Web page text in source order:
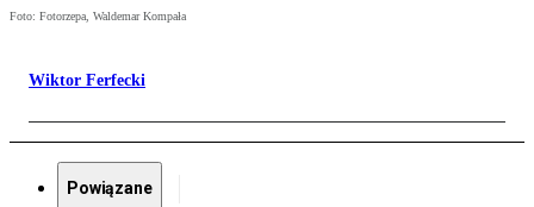
Foto: Fotorzepa, Waldemar Kompała
Wiktor Ferfecki
Powiązane